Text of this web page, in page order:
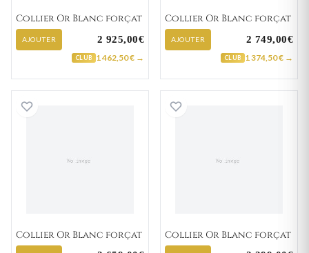
Collier Or Blanc forçat
AJOUTER 2 925,00€
CLUB 1 462,50 € →
Collier Or Blanc forçat
AJOUTER 2 749,00€
CLUB 1 374,50 € →
Collier Or Blanc forçat
Collier Or Blanc forçat Collier Or Blanc forçat